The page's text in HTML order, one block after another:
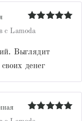
Оценка
из 5
с Lamoda
Выглядит
денег
Оценка